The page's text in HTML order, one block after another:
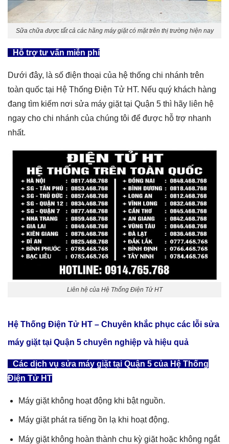
Sữa chữa được tất cả các hãng máy giặt có mặt trên thị trường hiện nay
Hỗ trợ tư vấn miễn phí
Dưới đây, là số điện thoại của hệ thống chi nhánh trên
toàn quốc tại Hệ Thống Điện Tử HT. Nếu quý khách hàng
đang tìm kiếm nơi sửa máy giặt tại Quận 5 thì hãy liên hệ
ngay cho chi nhánh của chúng tôi để được hỗ trợ nhanh
nhất.
Liên hệ của Hệ Thống Điện Tử HT
Hệ Thống Điện Tử HT – Chuyên khắc phục các lỗi sửa
máy giặt tại Quận 5 chuyên nghiệp và hiệu quả
Các dịch vụ sửa máy giặt tại Quận 5 của Hệ Thống
Điện Tử HT
Máy giặt không hoạt động khi bật nguồn.
Máy giặt phát ra tiếng ồn lạ khi hoạt động.
Máy giặt không hoàn thành chu kỳ giặt hoặc không ngắt